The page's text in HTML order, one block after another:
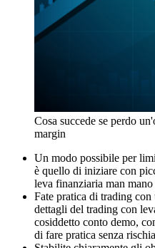
Cosa succede se perdo
margin
Un modo possibile per
è quello di iniziare con
leva finanziaria man mano
Fate pratica di trading
dettagli del trading con
cosiddetto conto demo,
di fare pratica senza